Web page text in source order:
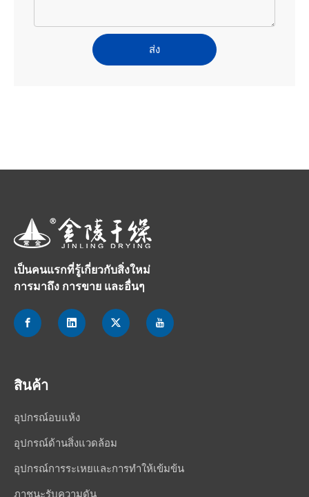
ส่ง
เป็นคนแรกที่รู้เกี่ยวกับสิ่งใหม่
การมาถึง การขาย และอื่นๆ
สินค้า
อุปกรณ์อบแห้ง
อุปกรณ์ด้านสิ่งแวดล้อม
อุปกรณ์การระเหยและการทำให้เข้มข้น
ภาชนะรับความดัน